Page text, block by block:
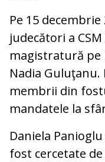
Pe 15
judecători a
magistratură pe
Nadia Guluţanu.
membrii din
mandatele la
Daniela
fost cercetate